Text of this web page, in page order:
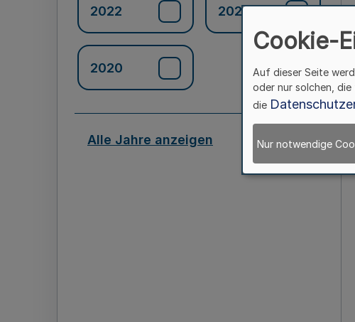
2022 2021
2020
Alle Jahre anzeigen
Cookie-
Auf dieser Seite
oder nur solchen,
die
Nur notwendige